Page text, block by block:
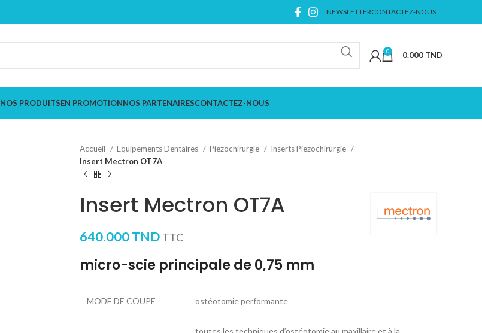
NEWSLETTERCONTACTEZ-NOUS
0 0.000 TND
NOS PRODUITSEN PROMOTIONNOS PARTENAIRESCONTACTEZ-NOUS
Accueil Equipements Dentaires Piezochirurgie
Inserts Piezochirurgie
Insert Mectron OT7A
Insert Mectron OT7A
640.000TND TTC
micro-scie principale de 0,75 mm
MODE DE COUPE ostéotomie performante
toutes les techniques d’ostéotomie au maxillaire et à la